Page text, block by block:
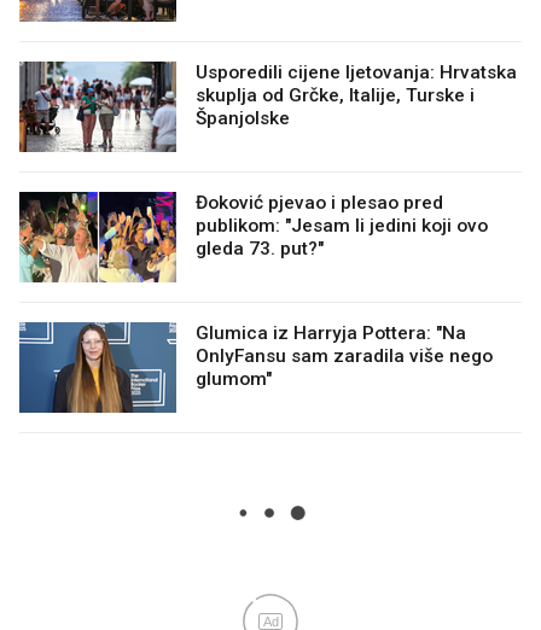
Usporedili cijene ljetovanja: Hrvatska
skuplja od Grčke, Italije, Turske i
Španjolske
Đoković pjevao i plesao pred
publikom: "Jesam li jedini koji ovo
gleda 73. put?"
Glumica iz Harryja Pottera: "Na
OnlyFansu sam zaradila više nego
glumom"
Ad